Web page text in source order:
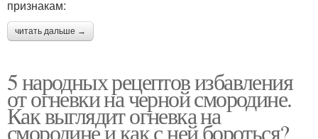
признакам:
читать дальше →
5 народных рецептов избавления
от огневки на черной смородине.
Как выглядит огневка на
смородине и как с ней бороться?